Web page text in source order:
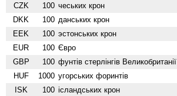
CZK 100 чеських крон
DKK 100 данських крон
EEK 100 эстонських крон
EUR 100 Євро
GBP 100 фунтів стерлінгів Велико­британії
HUF 1000 угорських форинтів
ISK 100 ісландських крон